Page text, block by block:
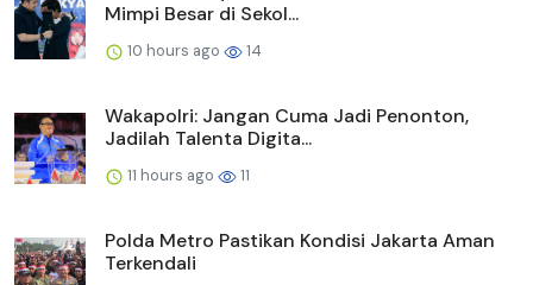
Mimpi Besar di Sekol...
10 hours ago 14
Wakapolri: Jangan Cuma Jadi Penonton,
Jadilah Talenta Digita...
11 hours ago 11
Polda Metro Pastikan Kondisi Jakarta Aman
Terkendali